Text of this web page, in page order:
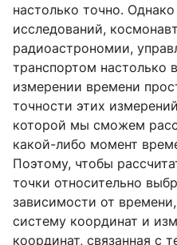
настолько точно.
исследований,
радиоастрономии,
транспортом настолько
измерении времени
точности этих
которой мы сможем
какой-либо момент
Поэтому, чтобы
точки относительно
зависимости от
систему координат и
координат, связанная с